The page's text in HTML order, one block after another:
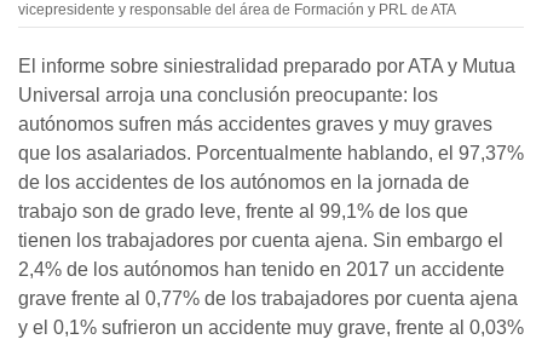
vicepresidente y responsable del área de Formación y PRL de ATA
El informe sobre siniestralidad preparado por ATA y Mutua
Universal arroja una conclusión preocupante: los
autónomos sufren más accidentes graves y muy graves
que los asalariados. Porcentualmente hablando, el 97,37%
de los accidentes de los autónomos en la jornada de
trabajo son de grado leve, frente al 99,1% de los que
tienen los trabajadores por cuenta ajena. Sin embargo el
2,4% de los autónomos han tenido en 2017 un accidente
grave frente al 0,77% de los trabajadores por cuenta ajena
y el 0,1% sufrieron un accidente muy grave, frente al 0,03%